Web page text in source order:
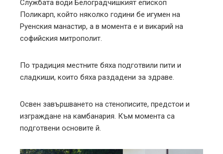
Службата води Белоградчишкият епископ
Поликарп, който няколко години бе игумен на
Руенския манастир, а в момента е и викарий на
софийския митрополит.
По традиция местните бяха подготвили пити и
сладкиши, които бяха раздадени за здраве.
Освен завършването на стенописите, предстои и
изграждане на камбанария. Към момента са
подготвени основите й.